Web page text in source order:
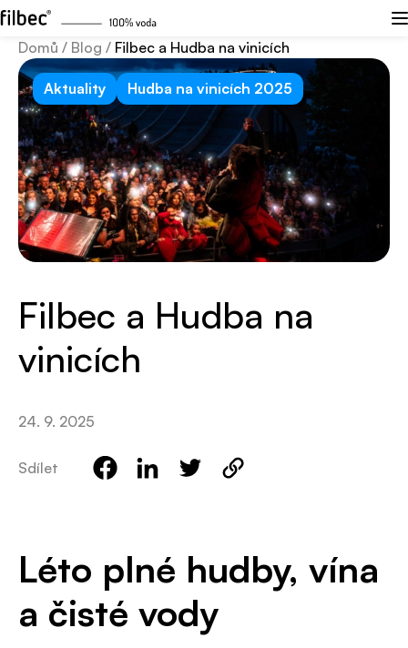
Domů / Blog / Filbec a Hudba na vinicích
Aktuality Hudba na vinicích 2025
Filbec a Hudba na
vinicích
24. 9. 2025
Sdílet
Léto plné hudby, vína
a čisté vody